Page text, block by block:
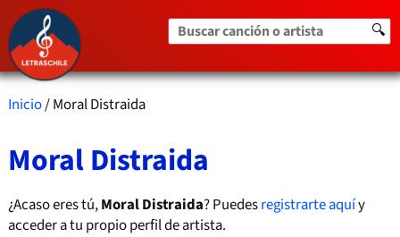
Buscar canción o artista 🔍
Inicio/ Moral Distraida
Moral Distraida
¿Acaso eres tú,Moral Distraida? Puedesregistrarte aquíy
acceder a tu propio perfil de artista.